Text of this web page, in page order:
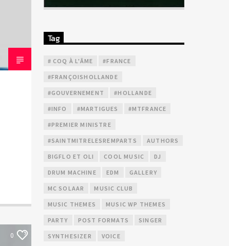
0
Tag
# COQ À L'ÂME #FRANCE
#FRANÇOISHOLLANDE
#GOUVERNEMENT #HOLLANDE
#INFO #MARTIGUES #MTFRANCE
#PREMIER MINISTRE
#SAINTMITRELESREMPARTS AUTHORS
BIGFLO ET OLI COOL MUSIC DJ
DRUM MACHINE EDM GALLERY
MC SOLAAR MUSIC CLUB
MUSIC THEMES MUSIC WP THEMES
PARTY POST FORMATS SINGER
SYNTHESIZER VOICE